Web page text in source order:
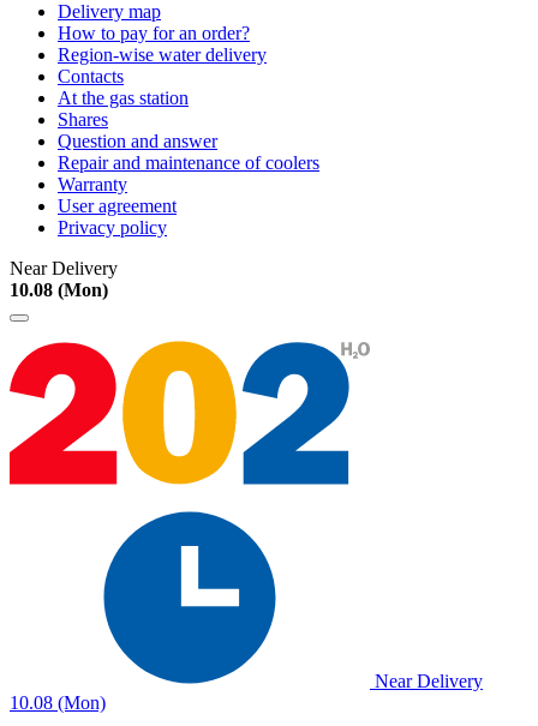
Delivery map
How to pay for an order?
Region-wise water delivery
Contacts
At the gas station
Shares
Question and answer
Repair and maintenance of coolers
Warranty
User agreement
Privacy policy
Near Delivery
10.08 (Mon)
Near Delivery
10.08 (Mon)